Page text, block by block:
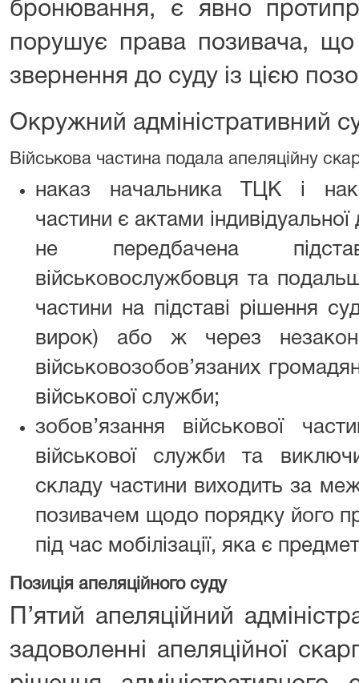
бронювання, є явно
порушує права позивача, що
звернення до суду із цією
Окружний адміністративний
Військова частина подала апеляційну
наказ начальника ТЦК і
частини є актами
не передбачена
військовослужбовця та
частини на підставі рішення
вирок) або ж через
військовозобов’язаних
військової служби;
зобов’язання військової
військової служби та
складу частини виходить за
позивачем щодо порядку його
під час мобілізації, яка є
Позиція апеляційного суду
П’ятий апеляційний
задоволенні апеляційної